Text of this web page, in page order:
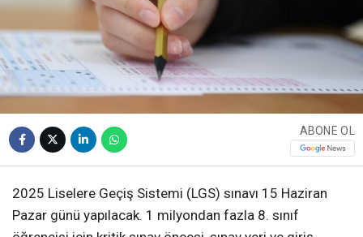
ABONE OL
2025 Liselere Geçiş Sistemi (LGS) sınavı 15 Haziran
Pazar günü yapılacak. 1 milyondan fazla 8. sınıf